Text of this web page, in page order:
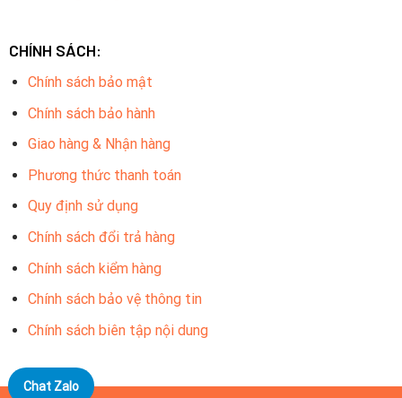
CHÍNH SÁCH:
Chính sách bảo mật
Chính sách bảo hành
Giao hàng & Nhận hàng
Phương thức thanh toán
Quy định sử dụng
Chính sách đổi trả hàng
Chính sách kiểm hàng
Chính sách bảo vệ thông tin
Chính sách biên tập nội dung
Chat Zalo